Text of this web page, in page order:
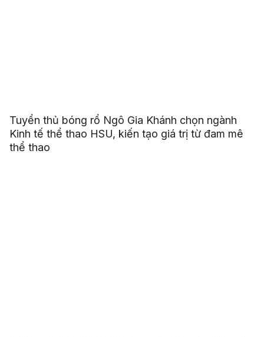
Tuyển thủ bóng rổ Ngô Gia Khánh chọn ngành
Kinh tế thể thao HSU, kiến tạo giá trị từ đam mê
thể thao